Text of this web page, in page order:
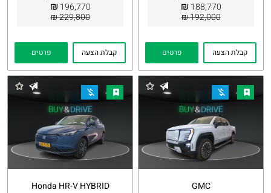
188,770
₪
192,000 ₪
קבלת הצעה פרטים
196,770
₪
229,800 ₪
קבלת הצעה פרטים
GMC
Honda HR-V HYBRID